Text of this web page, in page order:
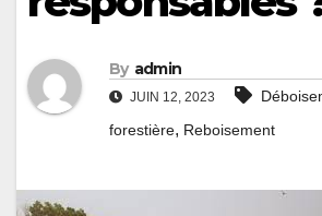
By admin
JUIN 12, 2023
forestière, Reboisement